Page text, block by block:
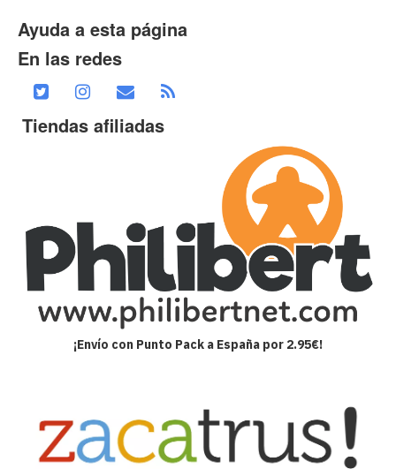
Ayuda a esta página
En las redes
Tiendas afiliadas
¡Envío con Punto Pack a España por 2.95€!